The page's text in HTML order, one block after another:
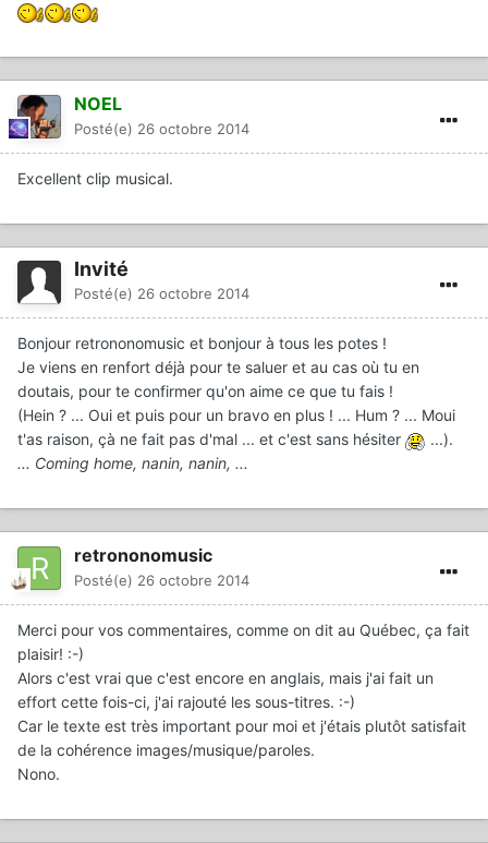
NOEL
Posté(e) 26 octobre 2014
Excellent clip musical.
Invité
Posté(e) 26 octobre 2014
Bonjour retrononomusic et bonjour à tous les potes !
Je viens en renfort déjà pour te saluer et au cas où tu en
doutais, pour te confirmer qu'on aime ce que tu fais !
(Hein ? ... Oui et puis pour un bravo en plus ! ... Hum ? ... Moui
t'as raison, çà ne fait pas d'mal ... et c'est sans hésiter
...).
... Coming home, nanin, nanin, ...
retrononomusic
Posté(e) 26 octobre 2014
Merci pour vos commentaires, comme on dit au Québec, ça fait
plaisir! :-)
Alors c'est vrai que c'est encore en anglais, mais j'ai fait un
effort cette fois-ci, j'ai rajouté les sous-titres. :-)
Car le texte est très important pour moi et j'étais plutôt satisfait
de la cohérence images/musique/paroles.
Nono.